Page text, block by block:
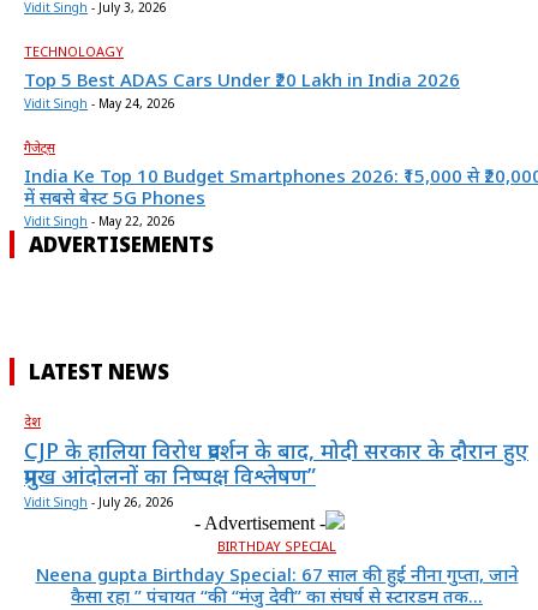
Vidit Singh - July 3, 2026
TECHNOLOAGY
Top 5 Best ADAS Cars Under ₹20 Lakh in India 2026
Vidit Singh - May 24, 2026
गैजेट्स
India Ke Top 10 Budget Smartphones 2026: ₹15,000 से
में सबसे बेस्ट 5G Phones
Vidit Singh - May 22, 2026
ADVERTISEMENTS
LATEST NEWS
देश
CJP के हालिया विरोध प्रदर्शन के बाद, मोदी सरकार के दौरान हुए
प्रमुख आंदोलनों का निष्पक्ष विश्लेषण”
Vidit Singh - July 26, 2026
- Advertisement -
BIRTHDAY SPECIAL
Neena gupta Birthday Special: 67 साल की हुईं नीना गुप्ता, जाने
कैसा रहा ” पंचायत “की “मंजु देवी” का संघर्ष से स्टारडम तक...